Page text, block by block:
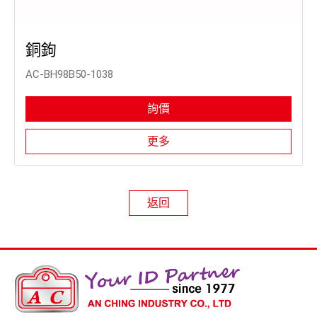
銅鉤
AC-BH98B50-1038
詢價
更多
返回